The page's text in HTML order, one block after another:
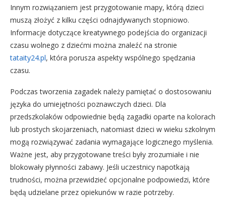
Innym rozwiązaniem jest przygotowanie mapy, którą dzieci
muszą złożyć z kilku części odnajdywanych stopniowo.
Informacje dotyczące kreatywnego podejścia do organizacji
czasu wolnego z dziećmi można znaleźć na stronie
tataity24.pl, która porusza aspekty wspólnego spędzania
czasu.
Podczas tworzenia zagadek należy pamiętać o dostosowaniu
języka do umiejętności poznawczych dzieci. Dla
przedszkolaków odpowiednie będą zagadki oparte na kolorach
lub prostych skojarzeniach, natomiast dzieci w wieku szkolnym
mogą rozwiązywać zadania wymagające logicznego myślenia.
Ważne jest, aby przygotowane treści były zrozumiałe i nie
blokowały płynności zabawy. Jeśli uczestnicy napotkają
trudności, można przewidzieć opcjonalne podpowiedzi, które
będą udzielane przez opiekunów w razie potrzeby.